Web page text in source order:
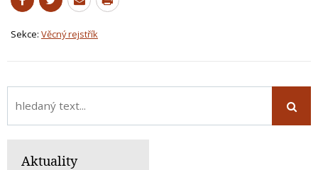
Sekce: Věcný rejstřík
Aktuality